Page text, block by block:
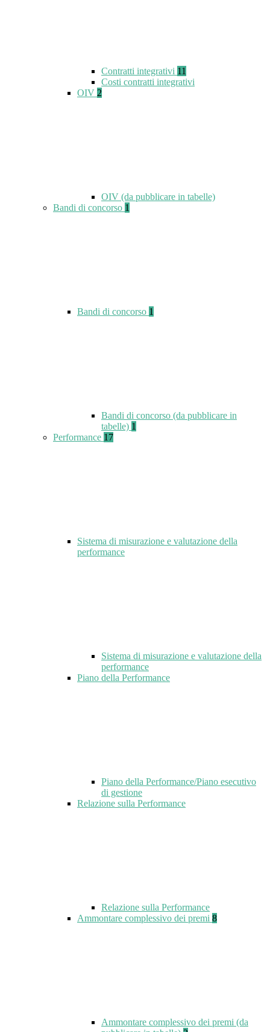
Contratti integrativi 11
Costi contratti integrativi
OIV 2
OIV (da pubblicare in tabelle)
Bandi di concorso 1
Bandi di concorso 1
Bandi di concorso (da pubblicare in
tabelle) 1
Performance 17
Sistema di misurazione e valutazione della
performance
Sistema di misurazione e valutazione della
performance
Piano della Performance
Piano della Performance/Piano esecutivo
di gestione
Relazione sulla Performance
Relazione sulla Performance
Ammontare complessivo dei premi 8
Ammontare complessivo dei premi (da